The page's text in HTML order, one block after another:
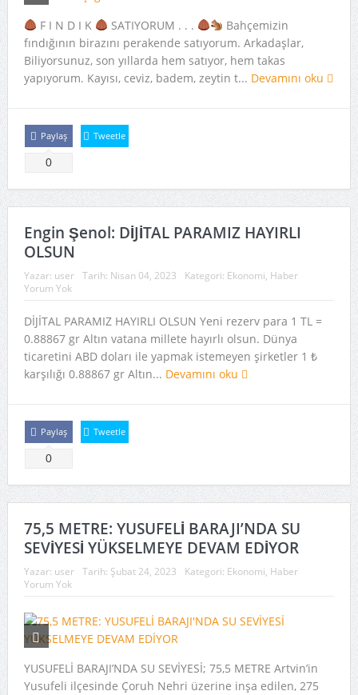
F I N D I K SATIYORUM . . .
Bahçemizin
fındığının birazını perakende satıyorum. Arkadaşlar,
Biliyorsunuz, son yıllarda hem satıyor, hem takas
yapıyorum. Kayısı, ceviz, badem, zeytin t... Devamını oku
Paylaş
0
Tweetle
Engin Şenol: DİJİTAL PARAMIZ HAYIRLI
OLSUN
Yazar: user Tarih: Nisan 04, 2023 Kategori: Ekonomi, Haber
Yorum Yok
DİJİTAL PARAMIZ HAYIRLI OLSUN Yeni rezerv para 1 TL =
0.88867 gr Altın vatana millete hayırlı olsun. Dünya
ticaretini ABD doları ile yapmak istemeyen şirketler 1 ₺
karşılığı 0.88867 gr Altın... Devamını oku
Paylaş
0
Tweetle
75,5 METRE: YUSUFELİ BARAJI’NDA SU
SEVİYESİ YÜKSELMEYE DEVAM EDİYOR
Yazar: user Tarih: Şubat 24, 2023 Kategori: Ekonomi, Haber
Yorum Yok
YUSUFELİ BARAJI’NDA SU SEVİYESİ; 75,5 METRE Artvin’in
Yusufeli ilçesinde Çoruh Nehri üzerine inşa edilen, 275